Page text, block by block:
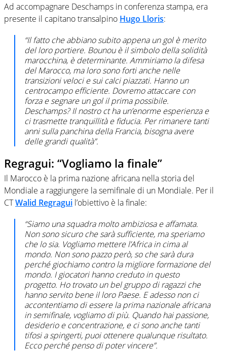
Ad accompagnare Deschamps in conferenza stampa, era
presente il capitano transalpino Hugo Lloris:
“Il fatto che abbiano subito appena un gol è merito
del loro portiere. Bounou è il simbolo della solidità
marocchina, è determinante. Ammiriamo la difesa
del Marocco, ma loro sono forti anche nelle
transizioni veloci e sui calci piazzati. Hanno un
centrocampo efficiente. Dovremo attaccare con
forza e segnare un gol il prima possibile.
Deschamps? Il nostro ct ha un’enorme esperienza e
ci trasmette tranquillità e fiducia. Per rimanere tanti
anni sulla panchina della Francia, bisogna avere
delle grandi qualità”.
Regragui: “Vogliamo la finale”
Il Marocco è la prima nazione africana nella storia del
Mondiale a raggiungere la semifinale di un Mondiale. Per il
CTWalid Regragui l’obiettivo è la finale:
“Siamo una squadra molto ambiziosa e affamata.
Non sono sicuro che sarà sufficiente, ma speriamo
che lo sia. Vogliamo mettere l’Africa in cima al
mondo. Non sono pazzo però, so che sarà dura
perché giochiamo contro la migliore formazione del
mondo. I giocatori hanno creduto in questo
progetto. Ho trovato un bel gruppo di ragazzi che
hanno servito bene il loro Paese. E adesso non ci
accontentiamo di essere la prima nazionale africana
in semifinale, vogliamo di più. Quando hai passione,
desiderio e concentrazione, e ci sono anche tanti
tifosi a spingerti, puoi ottenere qualunque risultato.
Ecco perché penso di poter vincere”.